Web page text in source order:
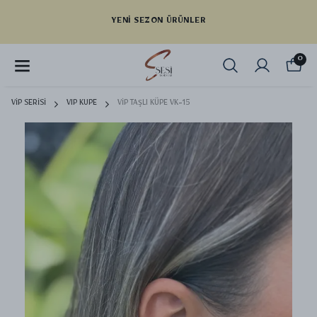
YENI SEZON ÜRÜNLER
0
VİP SERİSİ VIP KUPE VİP TAŞLI KÜPE VK-15